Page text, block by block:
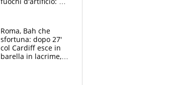
Roma, Bah che
sfortuna: dopo 27'
col Cardiff esce in
barella in lacrime,